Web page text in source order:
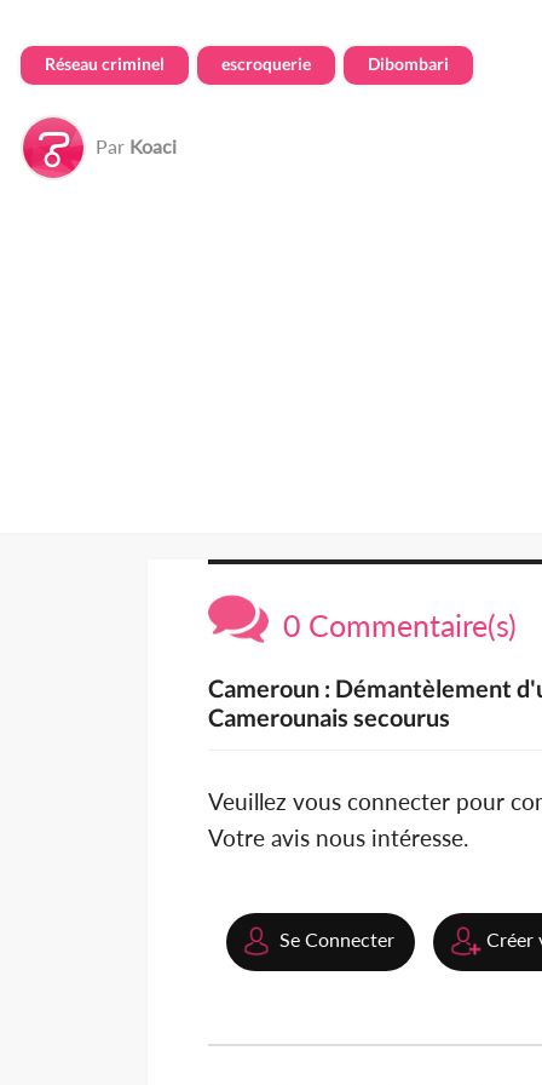
Réseau criminel escroquerie Dibombari
Par Koaci
0 Commentaire(s)
Cameroun : Démantèlement
Camerounais secourus
Veuillez vous connecter pour
Votre avis nous intéresse.
Se Connecter Créer